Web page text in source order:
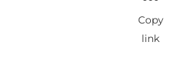
Copy
link